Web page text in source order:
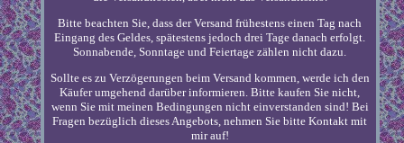
Bitte beachten Sie, dass der Versand frühestens einen Tag nach
Eingang des Geldes, spätestens jedoch drei Tage danach erfolgt.
Sonnabende, Sonntage und Feiertage zählen nicht dazu.
Sollte es zu Verzögerungen beim Versand kommen, werde ich den
Käufer umgehend darüber informieren. Bitte kaufen Sie nicht,
wenn Sie mit meinen Bedingungen nicht einverstanden sind! Bei
Fragen bezüglich dieses Angebots, nehmen Sie bitte Kontakt mit
mir auf!